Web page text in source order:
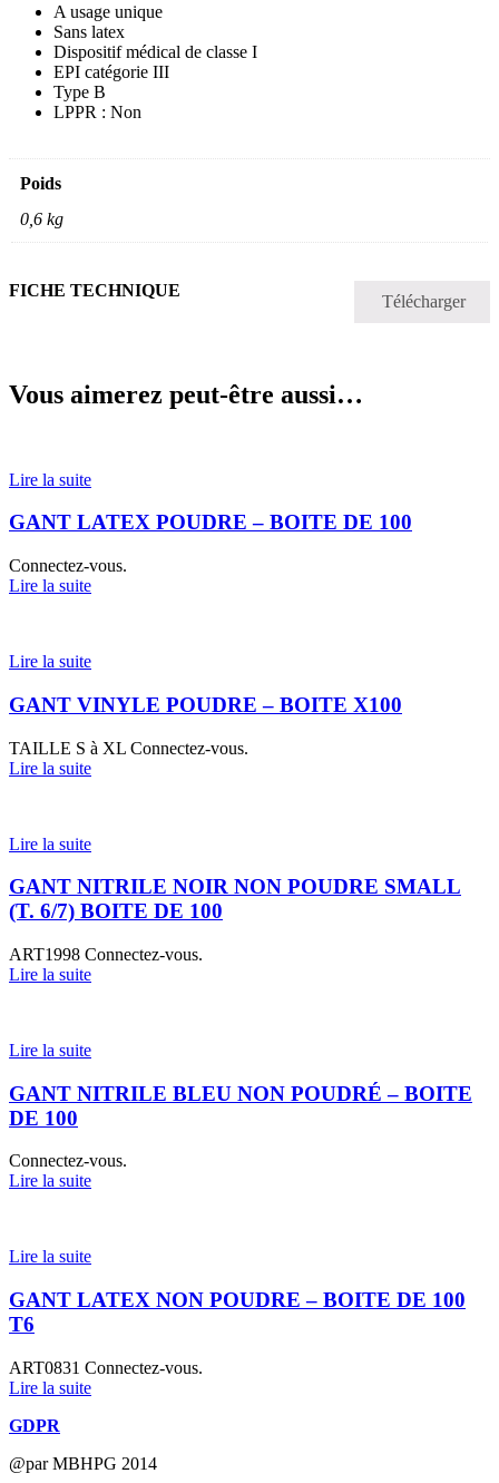
A usage unique
Sans latex
Dispositif médical de classe I
EPI catégorie III
Type B
LPPR : Non
Poids
0,6 kg
FICHE TECHNIQUE
Télécharger
Vous aimerez peut-être aussi…
Lire la suite
GANT LATEX POUDRE – BOITE DE 100
Connectez-vous.
Lire la suite
Lire la suite
GANT VINYLE POUDRE – BOITE X100
TAILLE S à XL Connectez-vous.
Lire la suite
Lire la suite
GANT NITRILE NOIR NON POUDRE SMALL
(T. 6/7) BOITE DE 100
ART1998 Connectez-vous.
Lire la suite
Lire la suite
GANT NITRILE BLEU NON POUDRÉ – BOITE
DE 100
Connectez-vous.
Lire la suite
Lire la suite
GANT LATEX NON POUDRE – BOITE DE 100
T6
ART0831 Connectez-vous.
Lire la suite
GDPR
@par MBHPG 2014